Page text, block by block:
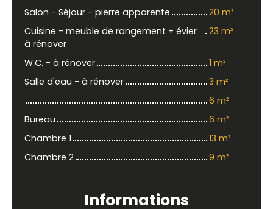
Salon - Séjour - pierre apparente
20 m²
Cuisine - meuble de rangement + évier
à rénover
23 m²
W.C. - à rénover
1 m²
Salle d'eau - à rénover
3 m²
6 m²
Bureau
6 m²
Chambre 1
13 m²
Chambre 2
9 m²
Informations